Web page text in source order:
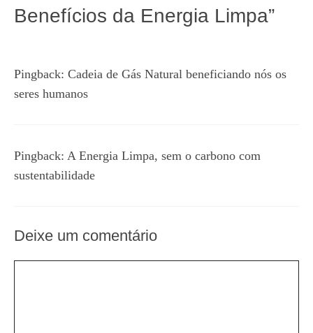
Benefícios da Energia Limpa”
Pingback: Cadeia de Gás Natural beneficiando nós os
seres humanos
Pingback: A Energia Limpa, sem o carbono com
sustentabilidade
Deixe um comentário